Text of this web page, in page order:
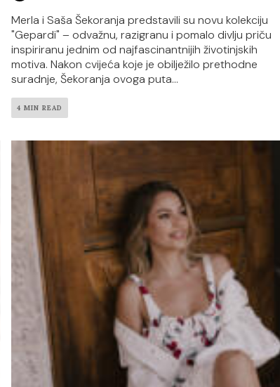
Merla i Saša Šekoranja predstavili su novu kolekciju
"Gepardi" – odvažnu, razigranu i pomalo divlju priču
inspiriranu jednim od najfascinantnijih životinjskih
motiva. Nakon cvijeća koje je obilježilo prethodne
suradnje, Šekoranja ovoga puta...
4 MIN READ